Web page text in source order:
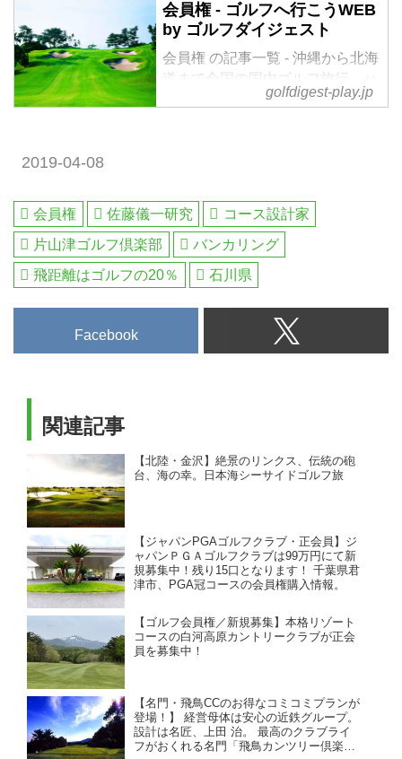
会員権 - ゴルフへ行こうWEB
by ゴルフダイジェスト
会員権 の記事一覧 - 沖縄から北海
道まで全国の国内ゴルフ旅行、ハ
ワイ・北南米・英国・スコットラ
バーシップ情報。初心者・アベレ
ージから上級者も楽しめる厳選ゴ
ルフ特集を毎日配信。編集の目利
きが作るゴルフダイジェストの公
式総合サイト・ゴルフへ行こう
WEB by ゴルフダイジェスト
golfdigest-play.jp
2019-04-08
会員権 佐藤儀一研究
コース設計家
片山津ゴルフ倶楽部
バンカリング
飛距離はゴルフの20％
石川県
Facebook
関連記事
【北陸・金沢】絶景のリンクス、伝統の砲
台、海の幸。日本海シーサイドゴルフ旅
【ジャパンPGAゴルフクラブ・正会員】ジ
ャパンＰＧＡゴルフクラブは99万円にて新
規募集中！残り15口となります！ 千葉県君
津市、PGA冠コースの会員権購入情報。
【ゴルフ会員権／新規募集】本格リゾート
コースの白河高原カントリークラブが正会
員を募集中！
【名門・飛鳥CCのお得なコミコミプランが
登場！】 経営母体は安心の近鉄グループ。
設計は名匠、上田 治。 最高のクラブライ
フがおくれる名門「飛鳥カンツリー倶楽